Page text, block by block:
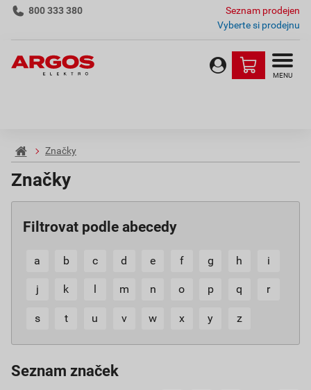
800 333 380
Seznam prodejen
Vyberte si prodejnu
MENU
Značky
Značky
Filtrovat podle abecedy
a b c d e f g h i
j k m n o p q r
s t u v w x y z
Seznam značek